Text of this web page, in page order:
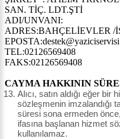
SAN. TİÇ. LDT.ŞTİ
ADI/UNVANI:
ADRES:BAHÇELİEVLER /
TEL:02126569408
FAKS:02126569408
CAYMA HAKKININ
Alıcı, satın aldığı eğer
sözleşmenin imzalandığı
süresi sona ermeden
ifasına başlanan hizmet
kullanılamaz.